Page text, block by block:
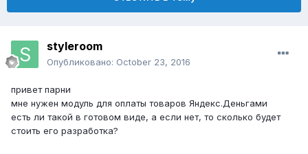
styleroom
Опубликовано: October 23, 2016
привет парни
мне нужен модуль для оплаты товаров Яндекс.Деньгами
есть ли такой в готовом виде, а если нет, то сколько будет
стоить его разработка?